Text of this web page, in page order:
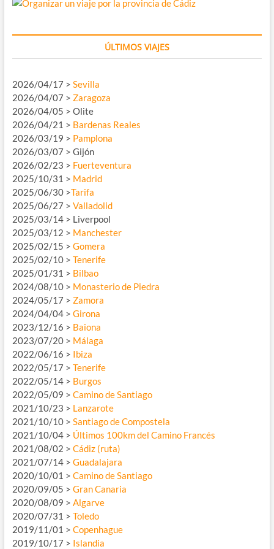
ÚLTIMOS VIAJES
2026/04/17 > Sevilla
2026/04/07 > Zaragoza
2026/04/05 > Olite
2026/04/21 > Bardenas Reales
2026/03/19 > Pamplona
2026/03/07 > Gijón
2026/02/23 > Fuerteventura
2025/10/31 > Madrid
2025/06/30 >Tarifa
2025/06/27 > Valladolid
2025/03/14 > Liverpool
2025/03/12 > Manchester
2025/02/15 > Gomera
2025/02/10 > Tenerife
2025/01/31 > Bilbao
2024/08/10 > Monasterio de Piedra
2024/05/17 > Zamora
2024/04/04 > Girona
2023/12/16 > Baiona
2023/07/20 > Málaga
2022/06/16 > Ibiza
2022/05/17 > Tenerife
2022/05/14 > Burgos
2022/05/09 > Camino de Santiago
2021/10/23 > Lanzarote
2021/10/10 > Santiago de Compostela
2021/10/04 > Últimos 100km del Camino Francés
2021/08/02 > Cádiz (ruta)
2021/07/14 > Guadalajara
2020/10/01 > Camino de Santiago
2020/09/05 > Gran Canaria
2020/08/09 > Algarve
2020/07/31 > Toledo
2019/11/01 > Copenhague
2019/10/17 > Islandia